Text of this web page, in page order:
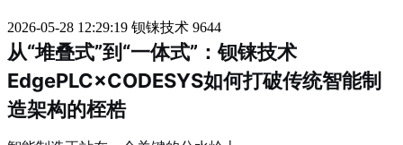
2026-05-28 12:29:19 钡铼技术 9644
从“堆叠式”到“一体式”：钡铼技术
EdgePLC×CODESYS如何打破传统智能制
造架构的桎梏